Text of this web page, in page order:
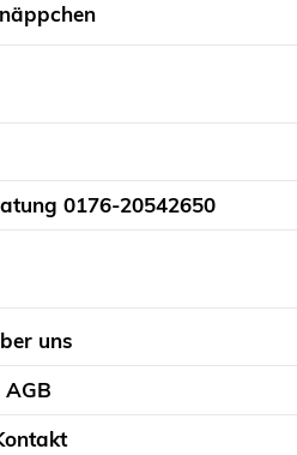
0176-20542650
uns
AGB